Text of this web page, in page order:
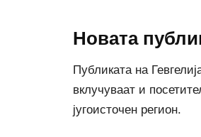
Новата
Публиката на
вклучуваат и
југоисточен регион.